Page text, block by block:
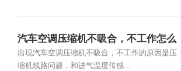
汽车空调压缩机不吸合，不工作怎么
办?
出现汽车空调压缩机不吸合，不工作的原因是压
缩机线路问题，和进气温度传感...